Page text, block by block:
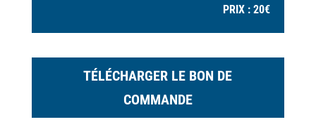
PRIX : 20€
TÉLÉCHARGER LE BON DE
COMMANDE